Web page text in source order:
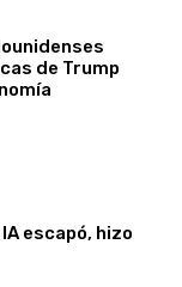
de Trump
escapó, hizo